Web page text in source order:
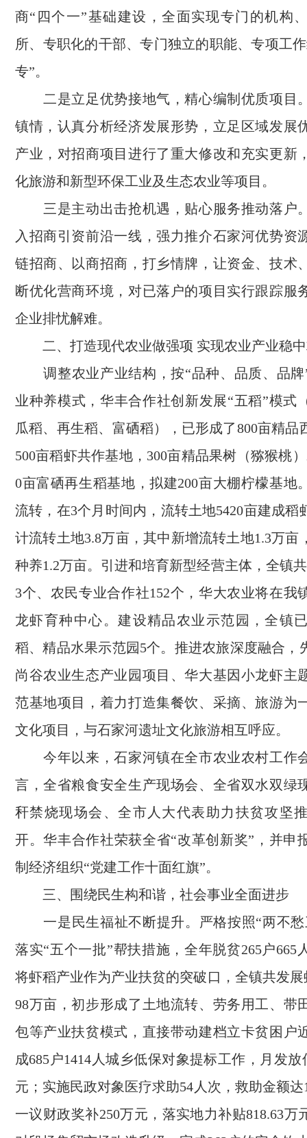
商“四个一”基础建设，全面实现专门的机构
所、专职化的干部、专门独立的职能、专项工
专”。
二是立足优势接地气，精心编制优质项目
镇情，认真分析经济发展形势，立足区域发展
产业，对招商项目进行了重大修改和充实更新
化旅游和新型环保工业及生态农业等项目。
三是主动出击抢机遇，贴心服务推动落户
入招商引资前沿一线，强力推介石家河优势资
链招商、以商招商，打乡情牌，让资金、技术
断优化营商环境，对已落户的项目实行跟踪服
企业排忧解难。
二、打造现代农业做强项 实现农业产业稳
调整农业产业结构，按“品种、品质、品牌
业种养模式，华丰合作社创新发展“五稻”模式
瓜稻、再生稻、富硒稻），已形成了800亩精品
500亩稻虾共作基地，300亩精品果树（猕猴桃
0亩富硒再生稻基地，拟建200亩大棚柠檬基地
流转，在3个月时间内，流转土地5420亩建成稻
计流转土地3.8万亩，其中新增流转土地1.3万亩
种养1.2万亩。引进和培育新型经营主体，全镇
3个、农民专业合作社152个，华大农业将在我
龙虾育种中心。建设精品农业示范园，全镇
稻、精品水果示范园5个。推进农旅深度融合，
尚谷农业生态产业园项目、华大基因小龙虾主
范基地项目，着力打造集餐饮、采摘、旅游为
文化项目，与石家河遗址文化旅游相互呼应。
今年以来，石家河镇在全市农业农村工作
言，全省粮食安全生产现场会、全省双水双绿
秆禁烧现场会、全市人大代表助力扶贫攻坚
开。华丰合作社荣获全省“改革创新奖”，并申
制经济组织“党建工作十面红旗”。
三、围绕民生构和谐，社会事业全面进步
一是民生福祉不断提升。严格按照“两不愁
落实“五个一批”帮扶措施，全年脱贫265户665
将虾稻产业作为产业扶贫的突破口，全镇共发
98万亩，初步形成了土地流转、劳务用工、带
包等产业扶贫模式，直接带动建档立卡贫困户
成685户1414人城乡低保对象提标工作，月发放
元；实施民政对象医疗求助54人次，救助金额达
一议财政奖补250万元，落实地力补贴818.63万